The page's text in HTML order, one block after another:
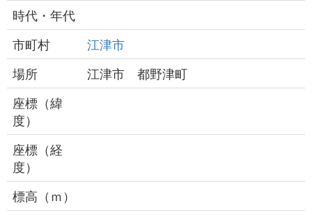
時代・年代
市町村
江津市
場所
江津市 都野津町
座標（緯
度）
座標（経
度）
標高（ｍ）